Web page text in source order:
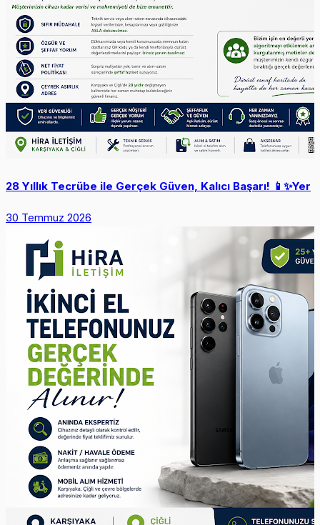
28 Yıllık Tecrübe ile Gerçek Güven, Kalıcı Başarı! 📱✨ ​Yer
30 Temmuz 2026